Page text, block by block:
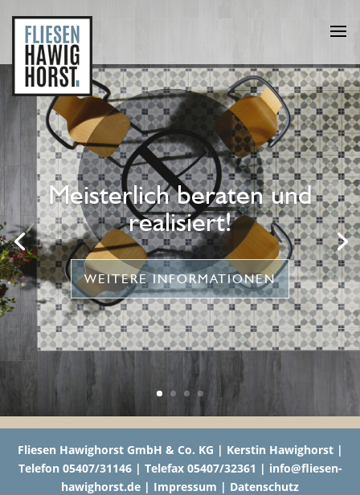
Meisterlich beraten und
realisiert!
WEITERE INFORMATIONEN
Fliesen Hawighorst GmbH & Co. KG | Kerstin Hawighorst |
Telefon 05407/31146| Telefax 05407/32361 | info@fliesen-
hawighorst.de | Impressum | Datenschutz